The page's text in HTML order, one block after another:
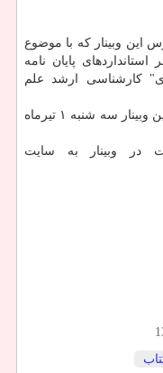
این وبینار که با موضوع
پایان نامه
کارشناسی ارشد علم
بنا بر اعلام پردیس علوم دانشگاه تهران، این وبینار سه شنبه ۱ تیرماه
در وبینار به سایت